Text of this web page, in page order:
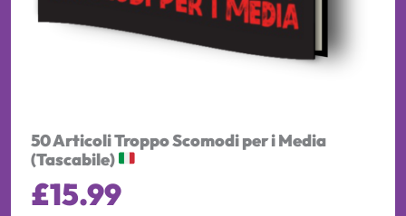
50 Articoli Troppo Scomodi per i Media
(Tascabile)
£15.99